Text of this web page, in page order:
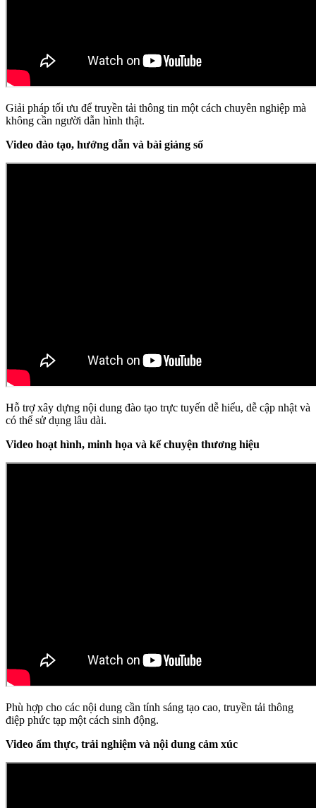
Giải pháp tối ưu để truyền tải thông tin một cách chuyên nghiệp mà
không cần người dẫn hình thật.
Video đào tạo, hướng dẫn và bài giảng số
Hỗ trợ xây dựng nội dung đào tạo trực tuyến dễ hiểu, dễ cập nhật và
có thể sử dụng lâu dài.
Video hoạt hình, minh họa và kể chuyện thương hiệu
Phù hợp cho các nội dung cần tính sáng tạo cao, truyền tải thông
điệp phức tạp một cách sinh động.
Video ẩm thực, trải nghiệm và nội dung cảm xúc